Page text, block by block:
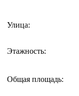
Улица:
Этажность:
Общая площадь: